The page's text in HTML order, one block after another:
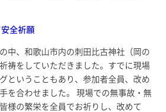
全祈願
中、和歌山市内の刺田比古神社（岡の
祷をしていただきました。すでに現場
ということもあり、参加者全員、改め
を合わせました。 現場での無事故・無
様の繁栄を全員でお祈りし、改めて